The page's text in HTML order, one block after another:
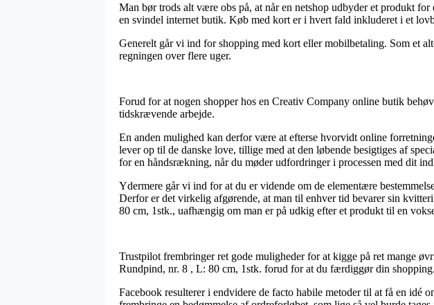
Man bør trods alt være obs på, at når en netshop udbyder et produkt
en svindel internet butik. Køb med kort er i hvert fald inkluderet i et
Generelt går vi ind for shopping med kort eller mobilbetaling. Som et
regningen over flere uger.
Forud for at nogen shopper hos en Creativ Company online butik
tidskrævende arbejde.
En anden mulighed kan derfor være at efterse hvorvidt online
lever op til de danske love, tillige med at den løbende besigtiges af
for en håndsrækning, når du møder udfordringer i processen med dit
Ydermere går vi ind for at du er vidende om de elementære
Derfor er det virkelig afgørende, at man til enhver tid bevarer sin
80 cm, 1stk., uafhængig om man er på udkig efter et produkt til en
Trustpilot frembringer ret gode muligheder for at kigge på ret mange
Rundpind, nr. 8 , L: 80 cm, 1stk. forud for at du færdiggør din shopping.
Facebook resulterer i endvidere de facto habile metoder til at få en idé